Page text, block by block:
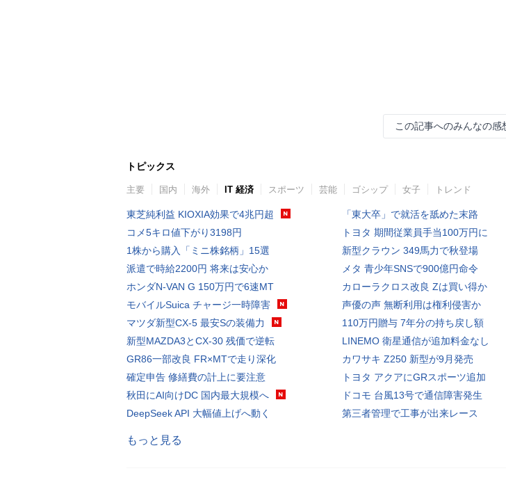
この記事へのみんなの感
トピックス
主要 国内 海外 IT 経済 スポーツ 芸能 ゴシップ 女子 トレンド
東芝純利益 KIOXIA効果で4兆円超
コメ5キロ値下がり3198円
1株から購入「ミニ株銘柄」15選
派遣で時給2200円 将来は安心か
ホンダN-VAN G 150万円で6速MT
モバイルSuica チャージ一時障害
マツダ新型CX-5 最安Sの装備力
新型MAZDA3とCX-30 残価で逆転
GR86一部改良 FR×MTで走り深化
確定申告 修繕費の計上に要注意
秋田にAI向けDC 国内最大規模へ
DeepSeek API 大幅値上げへ動く
「東大卒」で就活を舐めた末路
トヨタ 期間従業員手当100万円に
新型クラウン 349馬力で秋登場
メタ 青少年SNSで900億円命令
カローラクロス改良 Zは買い得か
声優の声 無断利用は権利侵害か
110万円贈与 7年分の持ち戻し額
LINEMO 衛星通信が追加料金なし
カワサキ Z250 新型が9月発売
トヨタ アクアにGRスポーツ追加
ドコモ 台風13号で通信障害発生
第三者管理で工事が出来レース
もっと見る